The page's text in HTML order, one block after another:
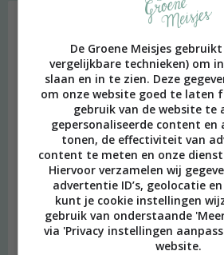
Heimwee
De Groene Meisjes
vergelijkbare technieken) om
slaan en in te zien. Deze
om onze website goed te laten
gebruik van de website te
gepersonaliseerde content en
tonen, de effectiviteit van
content te meten en onze
Hiervoor verzamelen wij
advertentie ID’s, geolocatie
kunt je cookie instellingen
gebruik van onderstaande
via 'Privacy instellingen
website.